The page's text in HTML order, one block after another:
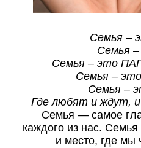
Семья –
Семья
Семья – это
Семья –
Семья –
Где любят и ждут,
Семья — самое
каждого из нас.
и место, где мы